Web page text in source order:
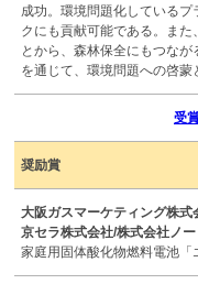
成功。環境問題化している
クにも貢献可能である。ま
とから、森林保全にもつな
を通じて、環境問題への啓蒙
受
奨励賞
大阪ガスマーケティング株
京セラ株式会社/株式会社ノ
家庭用固体酸化物燃料電池「